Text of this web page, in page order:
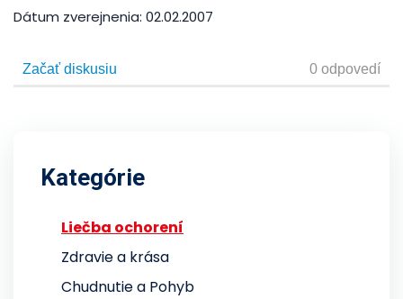
Dátum zverejnenia: 02.02.2007
Kategórie
Liečba ochorení
Zdravie a krása
Chudnutie a Pohyb